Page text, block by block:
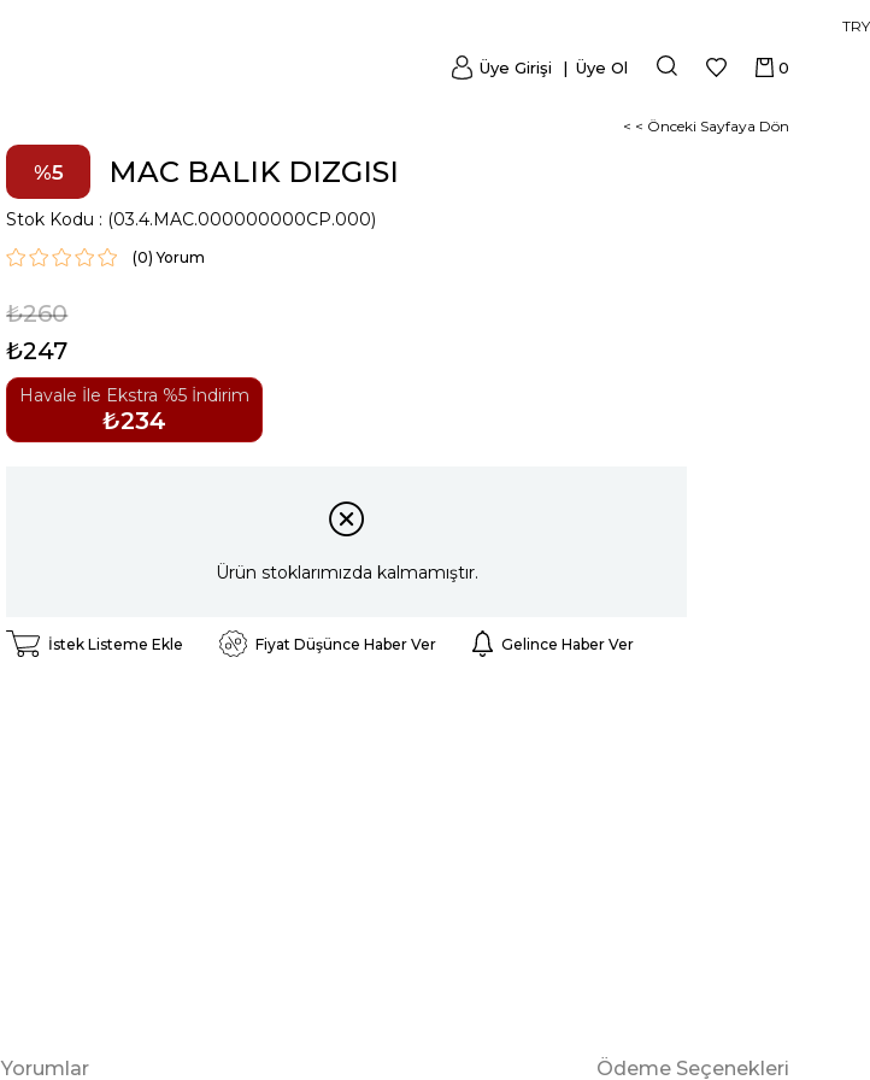
TRY
0
Üye Girişi Üye Ol
< < Önceki Sayfaya Dön
5 MAC BALIK DIZGISI
Stok Kodu (03.4.MAC.000000000CP.000)
(0)
₺260
₺247
Havale İle Ekstra %5 İndirim
₺234
Ürün stoklarımızda kalmamıştır.
İstek Listeme Ekle Fiyat Düşünce Haber Ver Gelince Haber Ver
Yorumlar Ödeme Seçenekleri